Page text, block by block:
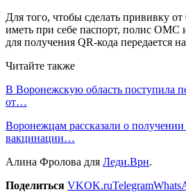
Для того, чтобы сделать прививку
иметь при себе паспорт, полис
для получения QR-кода передается
Читайте также
В Воронежскую область поступила
от…
Воронежцам рассказали о получении
вакцинации…
Алина Фролова для Леди.Врн.
Поделиться VKOK.ruTelegram